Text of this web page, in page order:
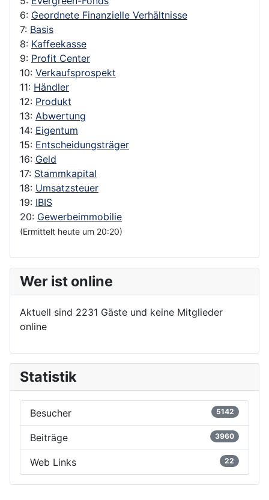
6: Geordnete Finanzielle Verhältnisse
7: Basis
8: Kaffeekasse
9: Profit Center
10: Verkaufsprospekt
11: Händler
12: Produkt
13: Abwertung
14: Eigentum
15: Entscheidungsträger
16: Geld
17: Stammkapital
18: Umsatzsteuer
19: IBIS
20: Gewerbeimmobilie
(Ermittelt heute um 20:20)
Wer ist online
Aktuell sind 2231 Gäste und keine Mitglieder
online
Statistik
Besucher 5142
Beiträge 3960
Web Links 22